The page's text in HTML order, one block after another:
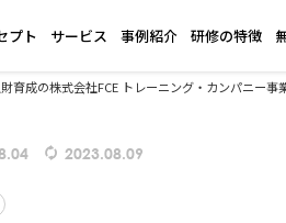
プト サービス 事例紹介 研修の特徴
育成の株式会社FCE トレーニング・カンパニー事
2023.08.09